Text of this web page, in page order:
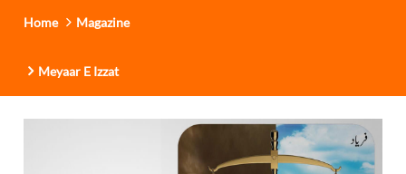
Home Magazine
Meyaar E Izzat